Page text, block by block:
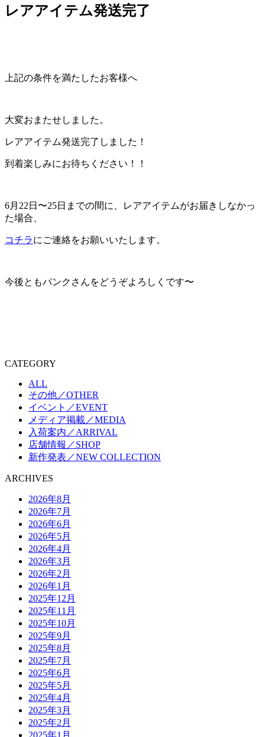
レアアイテム発送完了
上記の条件を満たしたお客様へ
大変おまたせしました。
レアアイテム発送完了しました！
到着楽しみにお待ちください！！
6月22日〜25日までの間に、レアアイテムがお届きしなかっ
た場合、
コチラにご連絡をお願いいたします。
今後ともパンクさんをどうぞよろしくです〜
CATEGORY
ALL
その他／OTHER
イベント／EVENT
メディア掲載／MEDIA
入荷案内／ARRIVAL
店舗情報／SHOP
新作発表／NEW COLLECTION
ARCHIVES
2026年8月
2026年7月
2026年6月
2026年5月
2026年4月
2026年3月
2026年2月
2026年1月
2025年12月
2025年11月
2025年10月
2025年9月
2025年8月
2025年7月
2025年6月
2025年5月
2025年4月
2025年3月
2025年2月
2025年1月